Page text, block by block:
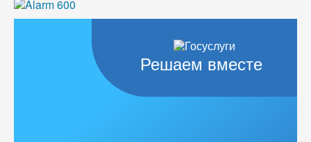
Решаем вместе